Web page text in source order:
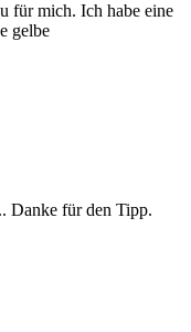
für mich. Ich habe eine
gelbe
Danke für den Tipp.